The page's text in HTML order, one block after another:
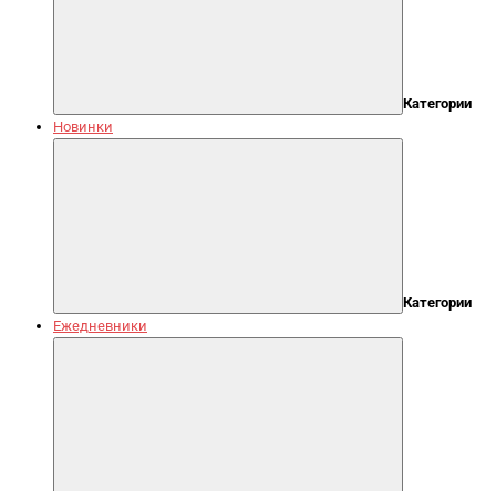
Категории
Новинки
Категории
Ежедневники